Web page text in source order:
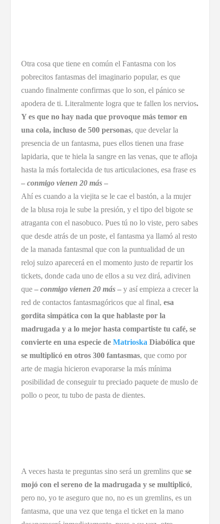
Otra cosa que tiene en común el Fantasma con los
pobrecitos fantasmas del imaginario popular, es que
cuando finalmente confirmas que lo son, el pánico se
apodera de ti. Literalmente logra que te fallen los nervios.
Y es que no hay nada que provoque más temor en
una cola, incluso de 500 personas, que develar la
presencia de un fantasma, pues ellos tienen una frase
lapidaria, que te hiela la sangre en las venas, que te afloja
hasta la más fortalecida de tus articulaciones, esa frase es
– conmigo vienen 20 más–
Ahí es cuando a la viejita se le cae el bastón, a la mujer
de la blusa roja le sube la presión, y el tipo del bigote se
atraganta con el nasobuco. Pues tú no lo viste, pero sabes
que desde atrás de un poste, el fantasma ya llamó al resto
de la manada fantasmal que con la puntualidad de un
reloj suizo aparecerá en el momento justo de repartir los
tickets, donde cada uno de ellos a su vez dirá, adivinen
que – conmigo vienen 20 más–y así empieza a crecer la
red de contactos fantasmagóricos que al final, esa
gordita simpática con la que hablaste por la
madrugada y a lo mejor hasta compartiste tu café, se
convierte en una especie de Matrioska Diabólica que
se multiplicó en otros 300 fantasmas, que como por
arte de magia hicieron evaporarse la más mínima
posibilidad de conseguir tu preciado paquete de muslo de
pollo o peor, tu tubo de pasta de dientes.
A veces hasta te preguntas sino será un gremlins que se
mojó con el sereno de la madrugada y se multiplicó,
pero no, yo te aseguro que no, no es un gremlins, es un
fantasma, que una vez que tenga el ticket en la mano